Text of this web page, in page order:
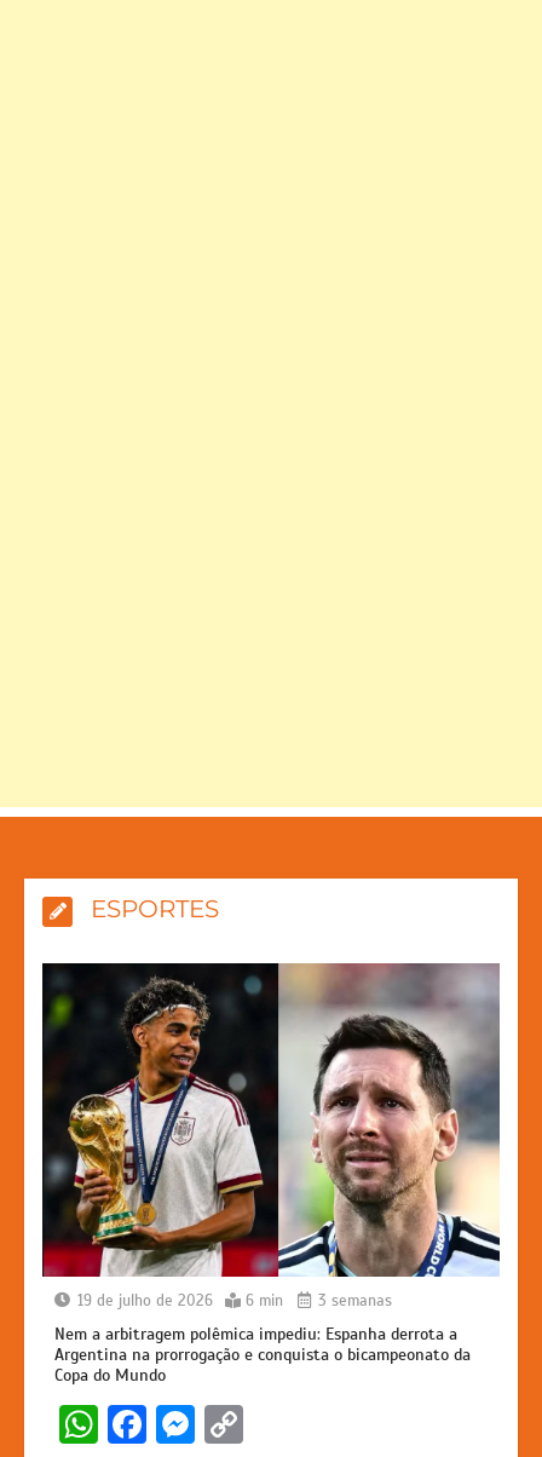
ESPORTES
19 de julho de 2026 6 min 3 semanas
Nem a arbitragem polêmica impediu: Espanha derrota a
Argentina na prorrogação e conquista o bicampeonato da
Copa do Mundo
W F
M